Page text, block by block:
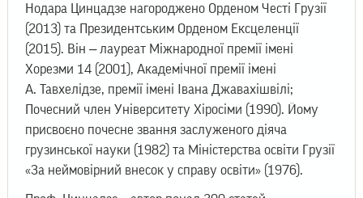
Нодара Цинцадзе нагороджено Орденом Честі Грузії
(2013) та Президентським Орденом Ексцеленції
(2015). Він ‒ лауреат Міжнародної премії імені
Хорезми 14 (2001), Академічної премії імені
А. Тавхелідзе, премії імені Івана Джавахішвілі;
Почесний член Університету Хіросіми (1990). Йому
присвоєно почесне звання заслуженого діяча
грузинської науки (1982) та Міністерства освіти Грузії
«За неймовірний внесок у справу освіти» (1976).